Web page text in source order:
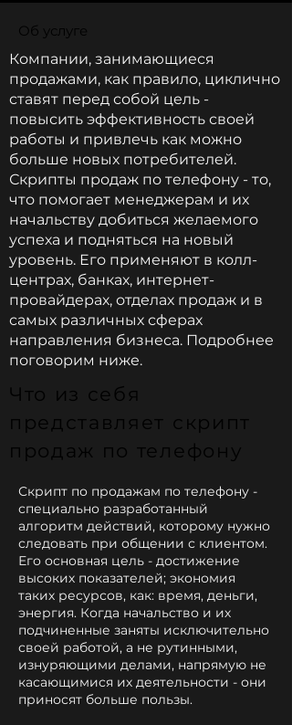
Об услуге
Компании, занимающиеся
продажами, как правило, циклично
ставят перед собой цель -
повысить эффективность своей
работы и привлечь как можно
больше новых потребителей.
Скрипты продаж по телефону - то,
что помогает менеджерам и их
начальству добиться желаемого
успеха и подняться на новый
уровень. Его применяют в колл-
центрах, банках, интернет-
провайдерах, отделах продаж и в
самых различных сферах
направления бизнеса. Подробнее
поговорим ниже.
Что из себя
представляет скрипт
продаж по телефону
Скрипт по продажам по телефону -
специально разработанный
алгоритм действий, которому нужно
следовать при общении с клиентом.
Его основная цель - достижение
высоких показателей; экономия
таких ресурсов, как: время, деньги,
энергия. Когда начальство и их
подчиненные заняты исключительно
своей работой, а не рутинными,
изнуряющими делами, напрямую не
касающимися их деятельности - они
приносят больше пользы.